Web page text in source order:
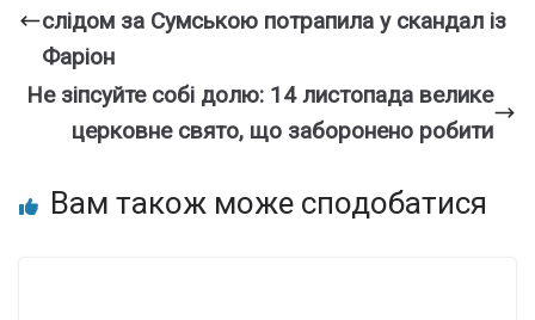
слідом за Сумською потрапила у скандал із
Фаріон
Не зіпсуйте собі долю: 14 листопада велике
церковне свято, що заборонено робити
Вам також може сподобатися